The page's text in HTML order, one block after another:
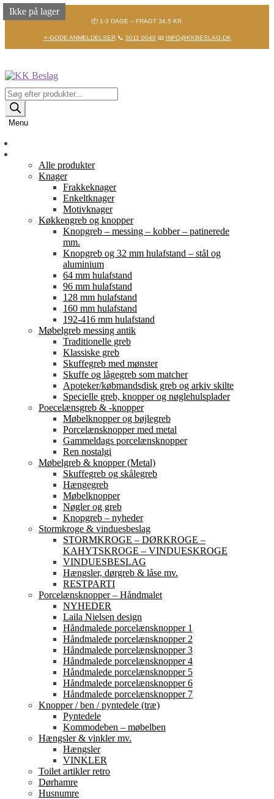
📦 1-3 DAGE – FRAGT 34,5 KR.
⭐-GODE ANMELDELSER📞 3011 0040📧 INFO@KKBESLAG.DK
Spring
til
navigation
Spring
til
indhold
Products
search
Menu
Alle produkter
Knager
Frakkeknager
Enkeltknager
Motivknager
Køkkengreb og knopper
Knopgreb – messing – kobber – patinerede
mm.
Knopgreb og 32 mm hulafstand – stål og
aluminium
64 mm hulafstand
96 mm hulafstand
128 mm hulafstand
160 mm hulafstand
192-416 mm hulafstand
Møbelgreb messing antik
Traditionelle greb
Klassiske greb
Skuffegreb med mønster
Skuffe og lågegreb som matcher
Apoteker/købmandsdisk greb og arkiv skilte
Specielle greb, knopper og nøglehulsplader
Poecelænsgreb & -knopper
Møbelknopper og bøjlegreb
Porcelænsknopper med metal
Gammeldags porcelænsknopper
Ren nostalgi
Møbelgreb & knopper (Metal)
Skuffegreb og skålegreb
Hængegreb
Møbelknopper
Nøgler og greb
Knopgreb – nyheder
Stormkroge & vinduesbeslag
STORMKROGE – DØRKROGE –
KAHYTSKROGE – VINDUESKROGE
VINDUESBESLAG
Hængsler, dørgreb & låse mv.
RESTPARTI
Porcelænsknopper – Håndmalet
NYHEDER
Laila Nielsen design
Håndmalede porcelænsknopper 1
Håndmalede porcelænsknopper 2
Håndmalede porcelænsknopper 3
Håndmalede porcelænsknopper 4
Håndmalede porcelænsknopper 5
Håndmalede porcelænsknopper 6
Håndmalede porcelænsknopper 7
Knopper / ben / pyntedele (træ)
Pyntedele
Kommodeben – møbelben
Hængsler & vinkler mv.
Hængsler
VINKLER
Toilet artikler retro
Dørhamre
Husnumre
Ikke på lager
Ikke på lager
Ikke på lager